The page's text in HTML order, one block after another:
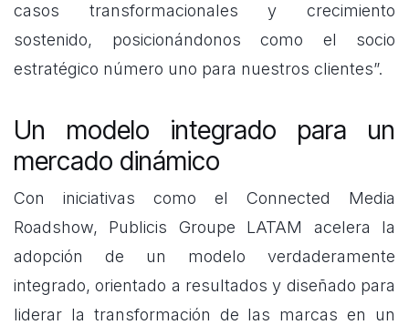
casos transformacionales y crecimiento
sostenido, posicionándonos como el socio
estratégico número uno para nuestros clientes”.
Un modelo integrado para un
mercado dinámico
Con iniciativas como el Connected Media
Roadshow, Publicis Groupe LATAM acelera la
adopción de un modelo verdaderamente
integrado, orientado a resultados y diseñado para
liderar la transformación de las marcas en un